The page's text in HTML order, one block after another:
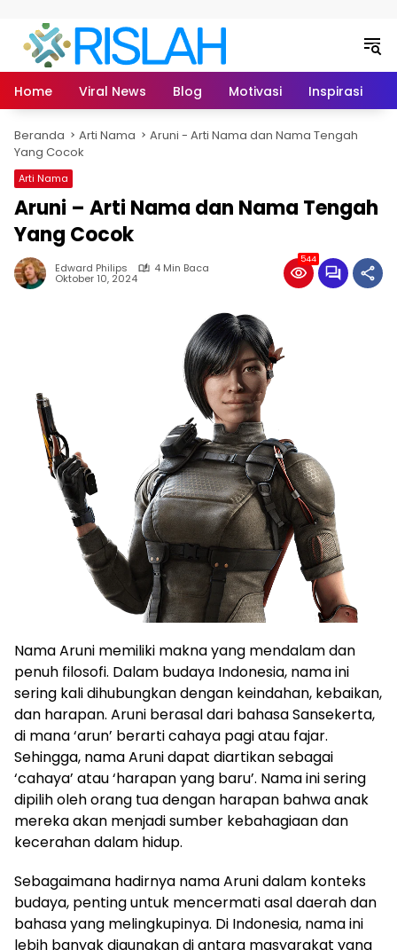
Home Viral News Blog Motivasi Inspirasi
Beranda Arti Nama
Aruni - Arti Nama dan Nama Tengah
Yang Cocok
Arti Nama
Aruni – Arti Nama dan Nama Tengah
Yang Cocok
Edward Philips 4 Min Baca
Oktober 10, 2024
544
Nama Aruni memiliki makna yang mendalam dan
penuh filosofi. Dalam budaya Indonesia, nama ini
sering kali dihubungkan dengan keindahan, kebaikan,
dan harapan. Aruni berasal dari bahasa Sansekerta,
di mana ‘arun’ berarti cahaya pagi atau fajar.
Sehingga, nama Aruni dapat diartikan sebagai
‘cahaya’ atau ‘harapan yang baru’. Nama ini sering
dipilih oleh orang tua dengan harapan bahwa anak
mereka akan menjadi sumber kebahagiaan dan
kecerahan dalam hidup.
Sebagaimana hadirnya nama Aruni dalam konteks
budaya, penting untuk mencermati asal daerah dan
bahasa yang melingkupinya. Di Indonesia, nama ini
lebih banyak digunakan di antara masyarakat yang